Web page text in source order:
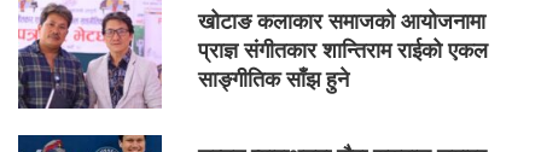
खोटाङ कलाकार समाजको आयोजनामा
प्राज्ञ संगीतकार शान्तिराम राईको एकल
साङ्गीतिक साँझ हुने